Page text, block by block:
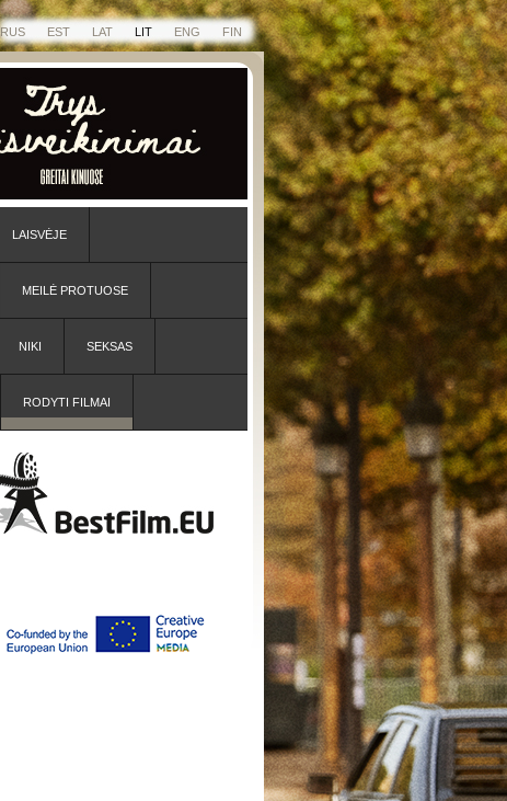
RUS EST LAT LIT ENG FIN
LAISVĖJE
MEILĖ PROTUOSE
NIKI SEKSAS
RODYTI FILMAI